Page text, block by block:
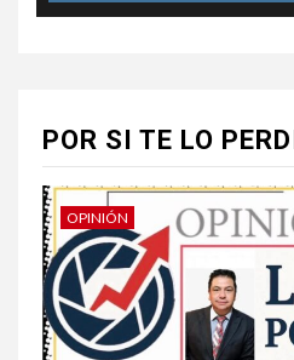
POR SI TE LO
OPINIÓN